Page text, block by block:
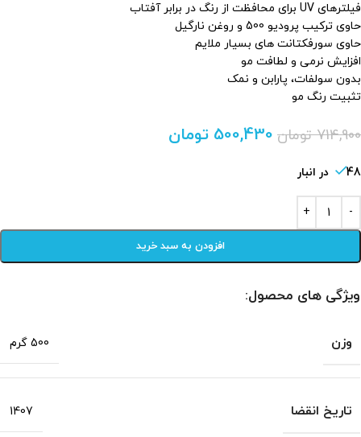
فیلترهای UV برای محافظت از رنگ در برابر آفتاب
حاوی ترکیب پرودیو 500 و روغن نارگیل
حاوی سورفکتانت های بسیار ملایم
افزایش نرمی و لطافت مو
بدون سولفات، پارابن و نمک
تثبیت رنگ مو
714,900 تومان 500,430 تومان
48 در انبار
افزودن به سبد خرید
ویژگی های محصول:
وزن 500 گرم
تاریخ انقضا 1407